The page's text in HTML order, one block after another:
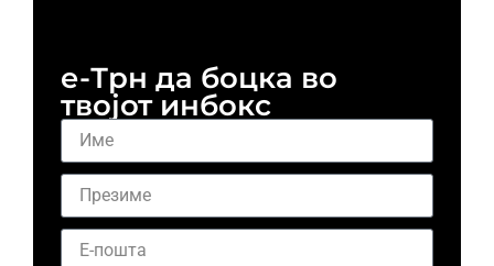
е-Трн да боцка во
твојот инбокс